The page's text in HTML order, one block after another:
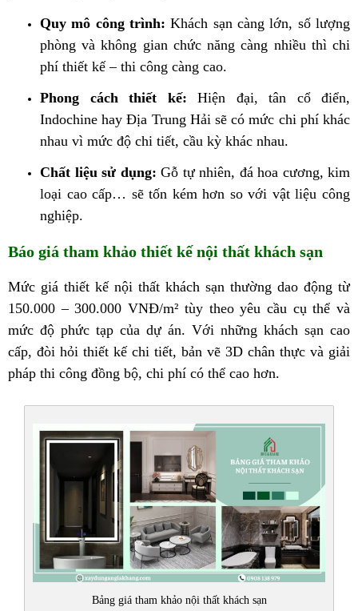
Quy mô công trình: Khách sạn càng lớn, số lượng
phòng và không gian chức năng càng nhiều thì chi
phí thiết kế – thi công càng cao.
Phong cách thiết kế: Hiện đại, tân cổ điển,
Indochine hay Địa Trung Hải sẽ có mức chi phí khác
nhau vì mức độ chi tiết, cầu kỳ khác nhau.
Chất liệu sử dụng: Gỗ tự nhiên, đá hoa cương, kim
loại cao cấp… sẽ tốn kém hơn so với vật liệu công
nghiệp.
Báo giá tham khảo thiết kế nội thất khách sạn
Mức giá thiết kế nội thất khách sạn thường dao động từ
150.000 – 300.000 VNĐ/m² tùy theo yêu cầu cụ thể và
mức độ phức tạp của dự án. Với những khách sạn cao
cấp, đòi hỏi thiết kế chi tiết, bản vẽ 3D chân thực và giải
pháp thi công đồng bộ, chi phí có thể cao hơn.
Bảng giá tham khảo nội thất khách sạn